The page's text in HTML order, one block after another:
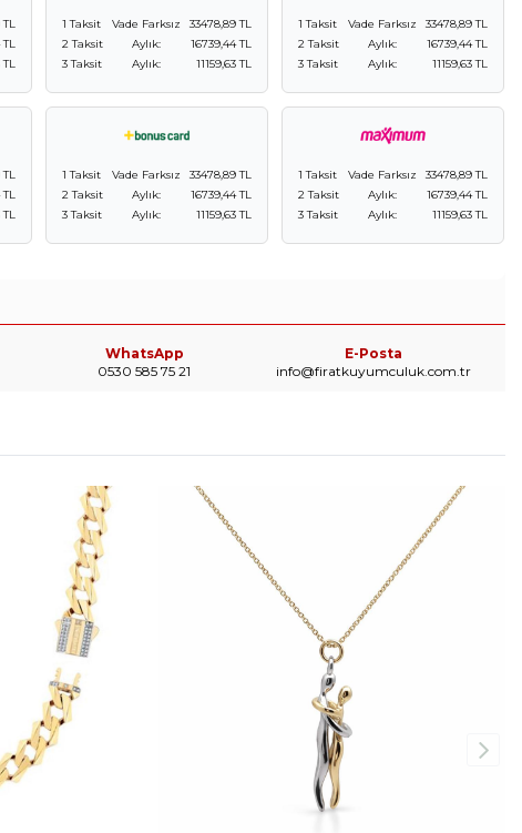
TL
TL
TL
1 Taksit Vade Farksız
33478,89 TL
2 Taksit
Aylık:
16739,44 TL
3 Taksit
Aylık: 11159,63 TL
1 Taksit Vade Farksız
33478,89 TL
2 Taksit
Aylık:
16739,44 TL
3 Taksit
Aylık: 11159,63 TL
TL
TL
TL
1 Taksit Vade Farksız
33478,89 TL
2 Taksit
Aylık:
16739,44 TL
3 Taksit
Aylık: 11159,63 TL
1 Taksit Vade Farksız
33478,89 TL
2 Taksit
Aylık:
16739,44 TL
3 Taksit
Aylık: 11159,63 TL
WhatsApp
0530 585 75 21
E-Posta
info@firatkuyumculuk.com.tr